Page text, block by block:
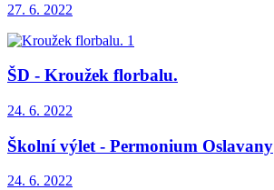
27. 6. 2022
ŠD - Kroužek florbalu.
24. 6. 2022
Školní výlet - Permonium Oslavany
24. 6. 2022